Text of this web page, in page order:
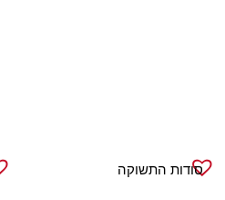
סודות התשוקה